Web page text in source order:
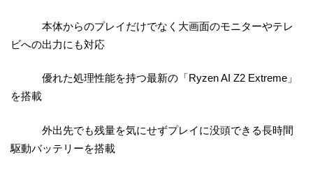
本体からのプレイだけでなく大画面のモニターやテレ
ビへの出力にも対応
優れた処理性能を持つ最新の「Ryzen AI Z2 Extreme」
を搭載
外出先でも残量を気にせずプレイに没頭できる長時間
駆動バッテリーを搭載